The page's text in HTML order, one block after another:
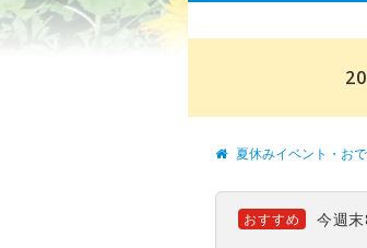
夏休みイベント・お
おすすめ 今週